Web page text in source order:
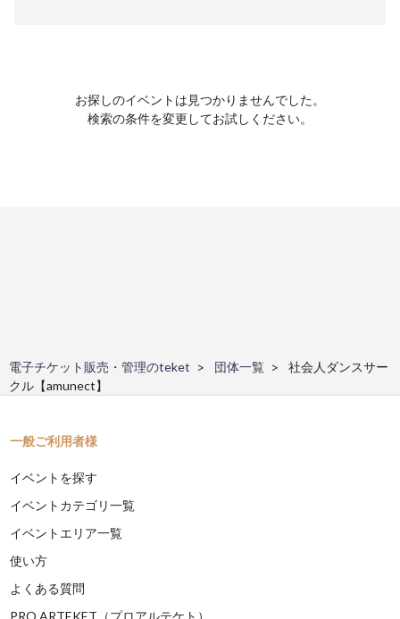
お探しのイベントは見つかりませんでした。
検索の条件を変更してお試しください。
電子チケット販売・管理のteket 団体一覧
社会人ダンスサー
クル【amunect】
一般ご利用者様
イベントを探す
イベントカテゴリ一覧
イベントエリア一覧
使い方
よくある質問
PRO ARTEKET（プロアルテケト）